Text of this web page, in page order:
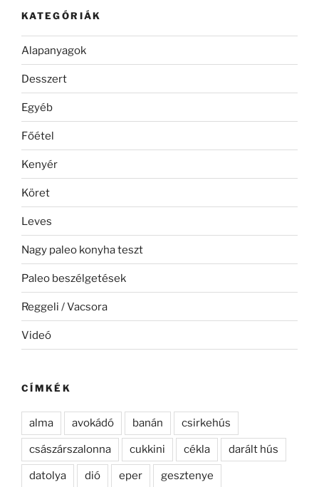
KATEGÓRIÁK
Alapanyagok
Desszert
Egyéb
Főétel
Kenyér
Köret
Leves
Nagy paleo konyha teszt
Paleo beszélgetések
Reggeli / Vacsora
Videó
CÍMKÉK
alma avokádó banán csirkehús
császárszalonna cukkini cékla darált hús
datolya dió eper gesztenye